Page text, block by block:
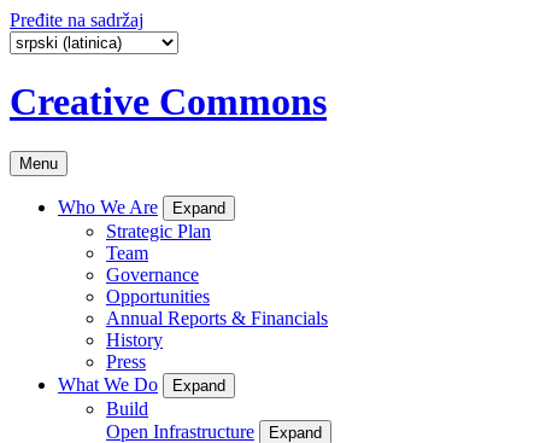
Pređite na sadržaj
Creative Commons
Menu
Who We Are Expand
Strategic Plan
Team
Governance
Opportunities
Annual Reports & Financials
History
Press
What We Do
Expand
Build
Open Infrastructure
Expand